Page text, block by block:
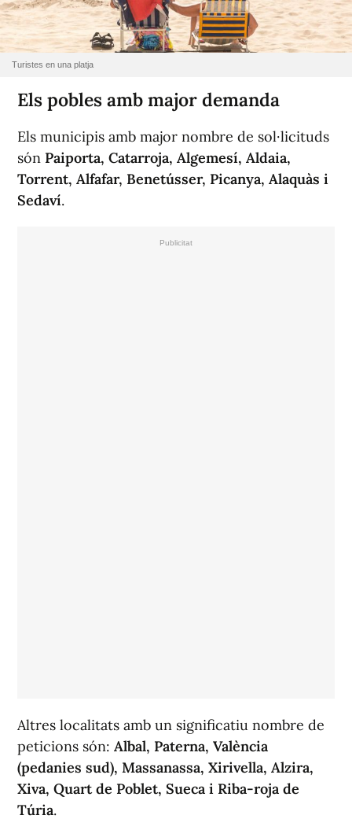
Turistes en una platja
Els pobles amb major demanda
Els municipis amb major nombre de sol·licituds
són Paiporta, Catarroja, Algemesí, Aldaia,
Torrent, Alfafar, Benetússer, Picanya, Alaquàs i
Sedaví.
Altres localitats amb un significatiu nombre de
peticions són: Albal, Paterna, València
(pedanies sud), Massanassa, Xirivella, Alzira,
Xiva, Quart de Poblet, Sueca i Riba-roja de
Túria.